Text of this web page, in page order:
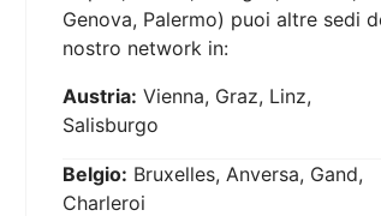
Genova, Palermo) puoi altre sedi
nostro network in:
Austria: Vienna, Graz, Linz,
Salisburgo
Belgio: Bruxelles, Anversa, Gand,
Charleroi